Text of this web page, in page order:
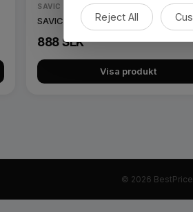
SAVIC
SAVIC IRIZ kattlåda med kant - 42
888 SEK
Visa produkt
© 2026
Reject All